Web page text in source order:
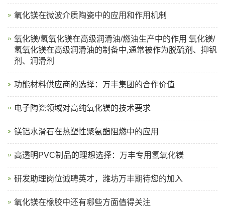
氧化镁在微波介质陶瓷中的应用和作用机制
氧化镁/氢氧化镁在高级润滑油/燃油生产中的作用 氧化镁/
氢氧化镁在高级润滑油的制备中,通常被作为脱硫剂、抑钒
剂、润滑剂
功能材料供应商的选择：万丰集团的合作价值
电子陶瓷领域对高纯氧化镁的技术要求
镁铝水滑石在热塑性聚氨酯阻燃中的应用
高透明PVC制品的理想选择：万丰专用氢氧化镁
研发助理岗位诚聘英才，潍坊万丰期待您的加入
氧化镁在橡胶中还有哪些方面值得关注